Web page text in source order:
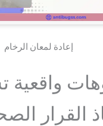
إعادة لمعان الرخام
القرار